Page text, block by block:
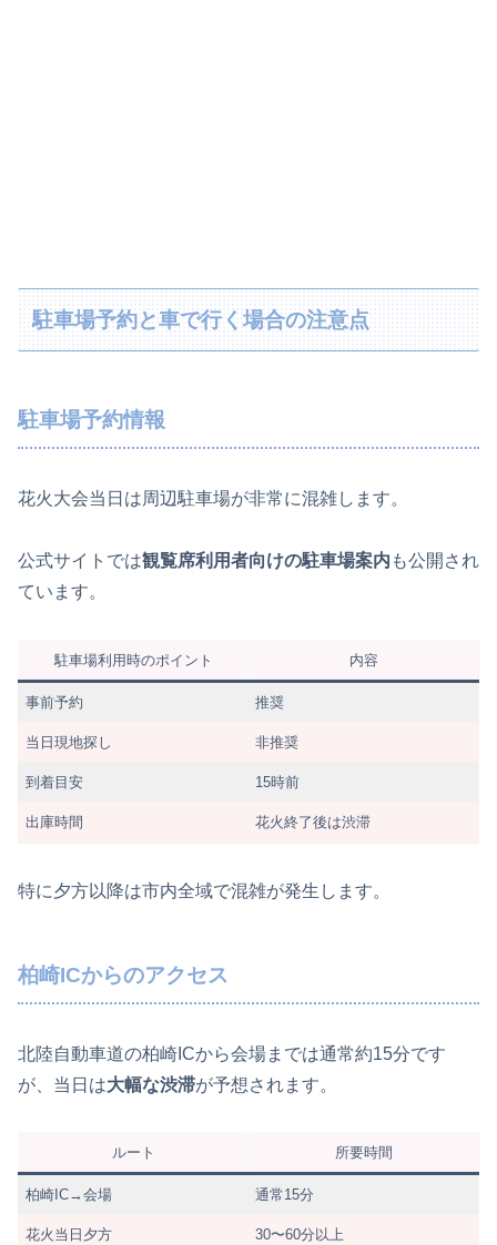
駐車場予約と車で行く場合の注意点
駐車場予約情報
花火大会当日は周辺駐車場が非常に混雑します。
公式サイトでは観覧席利用者向けの駐車場案内 も公開され
ています。
駐車場利用時のポイント 内容
事前予約 推奨
当日現地探し 非推奨
到着目安 15時前
出庫時間 花火終了後は渋滞
特に夕方以降は市内全域で混雑が発生します。
柏崎ICからのアクセス
北陸自動車道の柏崎ICから会場までは通常約15分です
が、当日は大幅な渋滞が予想されます。
ルート 所要時間
柏崎IC→会場 通常15分
花火当日夕方 30〜60分以上